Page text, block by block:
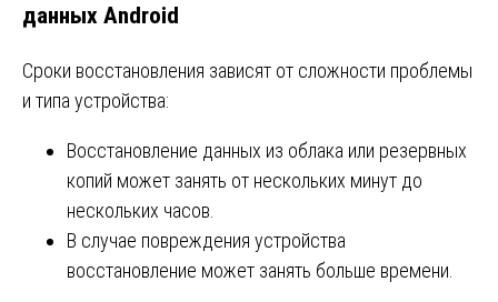
данных Android
Сроки восстановления зависят от сложности проблемы
и типа устройства:
Восстановление данных из облака или резервных
копий может занять от нескольких минут до
нескольких часов.
В случае повреждения устройства
восстановление может занять больше времени.